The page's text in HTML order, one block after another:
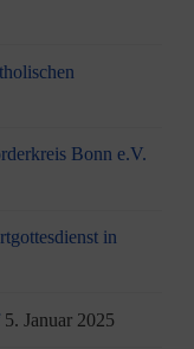
Bonn e.V.
in
5. Januar 2025